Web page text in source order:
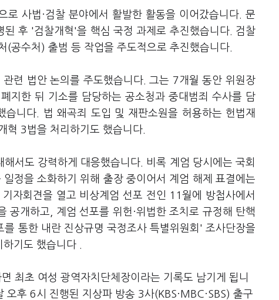
사법·검찰 분야에서 활발한 활동을 이어갔습니다. 문
후 '검찰개혁'을 핵심 국정 과제로 추진했습니다. 검찰
공수처) 출범 등 작업을 주도적으로 추진했습니다.
련 법안 논의를 주도했습니다. 그는 7개월 동안 위원장
지한 뒤 기소를 담당하는 공소청과 중대범죄 수사를 담
니다. 법 왜곡죄 도입 및 재판소원을 허용하는 헌법재
혁 3법을 처리하기도 했습니다.
서도 강력하게 대응했습니다. 비록 계엄 당시에는 국회
정을 소화하기 위해 출장 중이어서 계엄 해제 표결에는
자회견을 열고 비상계엄 선포 전인 11월에 방첩사에서
공개하고, 계엄 선포를 위헌·위법한 조치로 규정해 탄핵
통한 내란 진상규명 국정조사 특별위원회' 조사단장을
기도 했습니다 .
최초 여성 광역자치단체장이라는 기록도 남기게 됩니
후 6시 진행된 지상파 방송 3사(KBS·MBC·SBS) 출구